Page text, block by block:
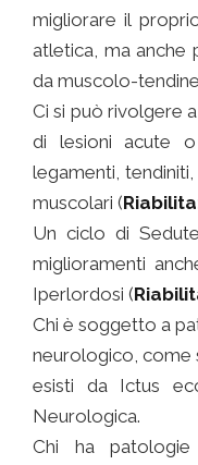
migliorare il
atletica, ma anche
da muscolo-
Ci si può rivolgere
di lesioni acute
legamenti,
muscolari (
Un ciclo di
miglioramenti
Iperlordosi (
Chi è soggetto a
neurologico, come
esisti da Ictus
Neurologica.
Chi ha